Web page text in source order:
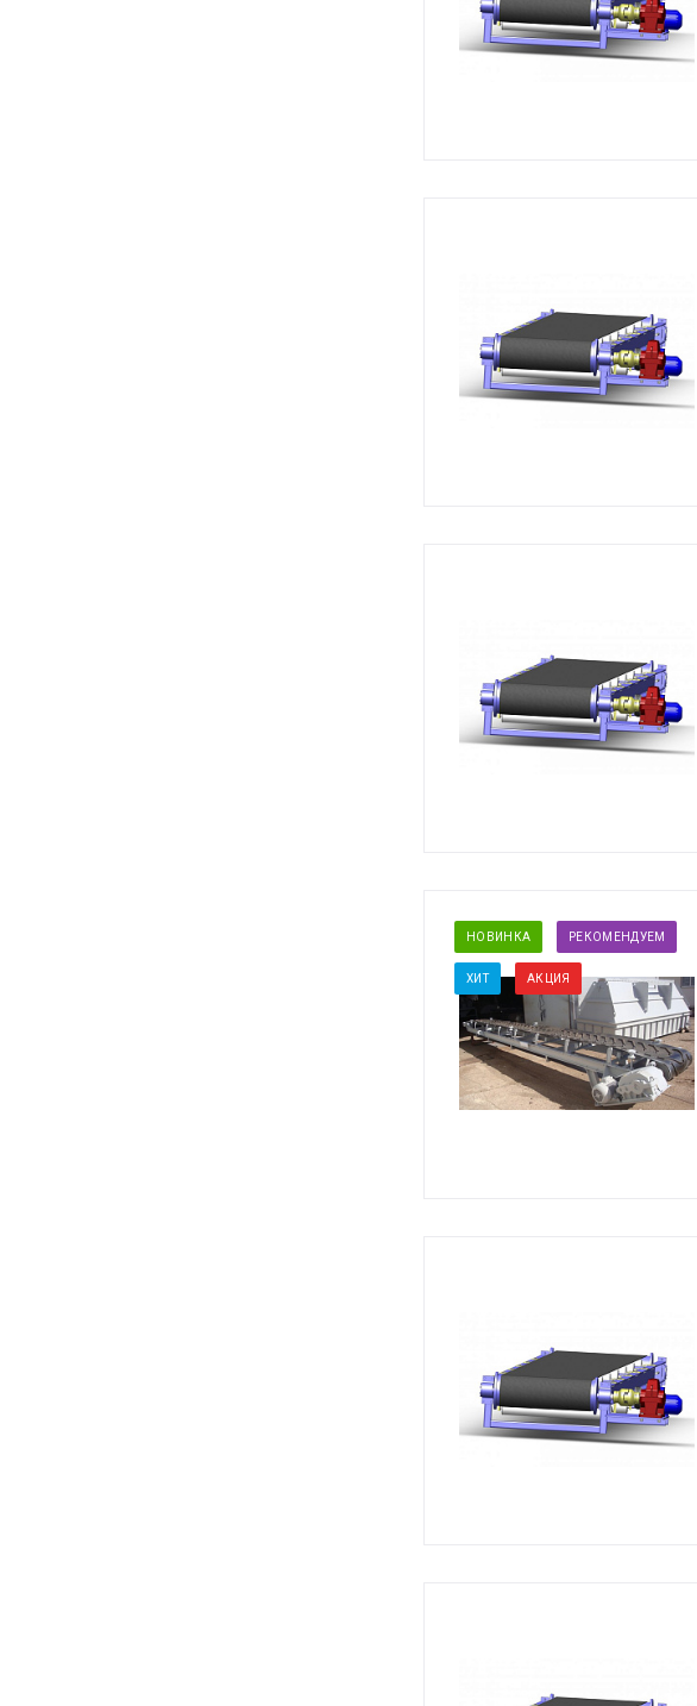
НОВИНКА РЕКОМЕНДУЕМ
ХИТ АКЦИЯ